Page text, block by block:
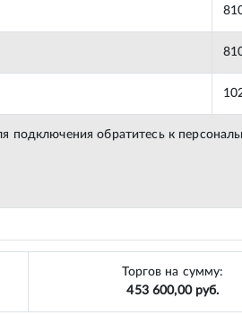
подключения обратитесь к
Торгов на сумму:
453 600,00 руб.